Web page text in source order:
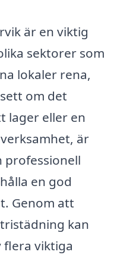
är en viktig
sektorer som
lokaler rena,
om det
lager eller en
är
professionell
en god
Genom att
kan
viktiga